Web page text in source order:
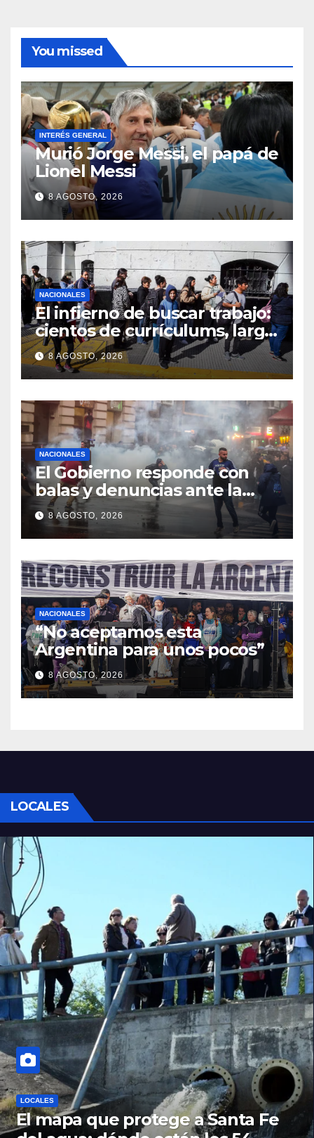
You missed
INTERÉS GENERAL
Murió Jorge Messi, el papá de
Lionel Messi
8 AGOSTO, 2026
NACIONALES
El infierno de buscar trabajo:
cientos de currículums, larga
espera y menos puestos
registrados
8 AGOSTO, 2026
NACIONALES
El Gobierno responde con
balas y denuncias ante la
protesta
8 AGOSTO, 2026
NACIONALES
“No aceptamos esta
Argentina para unos pocos”
8 AGOSTO, 2026
LOCALES
LOCALES
El mapa que protege a Santa Fe